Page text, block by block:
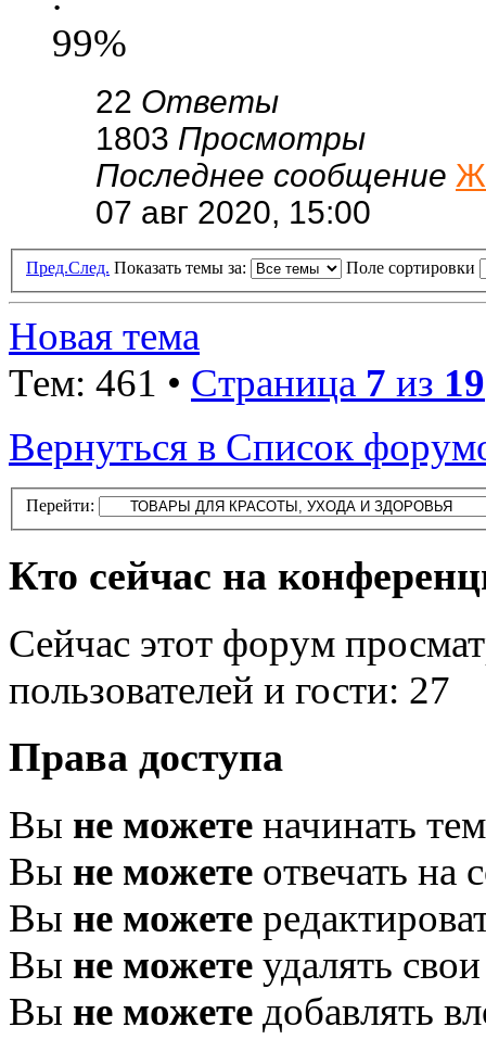
99%
22 Ответы
1803 Просмотры
Последнее сообщение
07 авг 2020, 15:00
Пред.След. Показать темы за: Поле сортировки
Новая тема
Тем: 461 • Страница 7 из 19
Вернуться в Список
Перейти:
Кто сейчас на
Сейчас этот форум
пользователей и гости: 27
Права доступа
Вы не можете начинать
Вы не можете отвечать на
Вы не можете
Вы не можете удалять
Вы не можете добавлять